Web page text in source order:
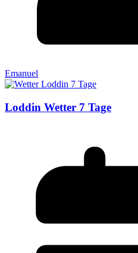
Emanuel
Loddin Wetter 7 Tage